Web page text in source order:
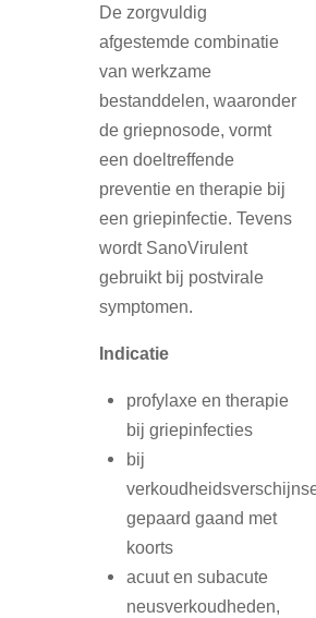
De zorgvuldig
afgestemde combinatie
van werkzame
bestanddelen, waaronder
de griepnosode, vormt
een doeltreffende
preventie en therapie bij
een griepinfectie. Tevens
wordt SanoVirulent
gebruikt bij postvirale
symptomen.
Indicatie
profylaxe en therapie
bij griepinfecties
bij
gepaard gaand met
koorts
acuut en subacute
neusverkoudheden,